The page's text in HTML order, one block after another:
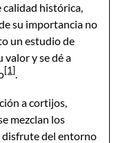
calidad histórica,
su importancia no
un estudio de
valor y se dé a
[1].
a cortijos,
mezclan los
disfrute del entorno